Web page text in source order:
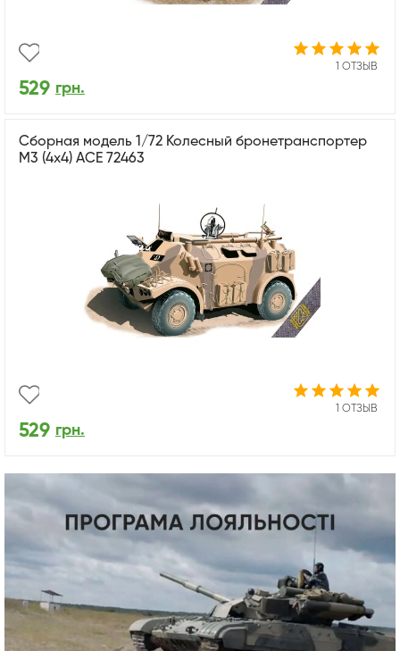
1 ОТЗЫВ
529 грн.
Сборная модель 1/72 Колесный бронетранспортер
М3 (4x4) ACE 72463
1 ОТЗЫВ
529 грн.